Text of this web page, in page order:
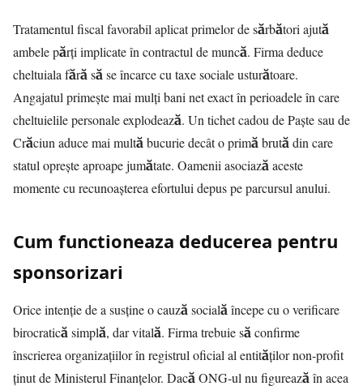
Tratamentul fiscal favorabil aplicat primelor de sărbători ajută
ambele părți implicate în contractul de muncă. Firma deduce
cheltuiala fără să se încarce cu taxe sociale usturătoare.
Angajatul primește mai mulți bani net exact în perioadele în care
cheltuielile personale explodează. Un tichet cadou de Paște sau de
Crăciun aduce mai multă bucurie decât o primă brută din care
statul oprește aproape jumătate. Oamenii asociază aceste
momente cu recunoașterea efortului depus pe parcursul anului.
Cum functioneaza deducerea pentru
sponsorizari
Orice intenție de a susține o cauză socială începe cu o verificare
birocratică simplă, dar vitală. Firma trebuie să confirme
înscrierea organizațiilor în registrul oficial al entităților non-profit
ținut de Ministerul Finanțelor. Dacă ONG-ul nu figurează în acea